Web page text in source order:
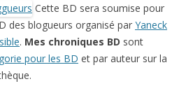
Cette BD sera soumise pour
des blogueurs organisé par Yaneck
. Mes chroniques BD sont
pour les BD et par auteur sur la